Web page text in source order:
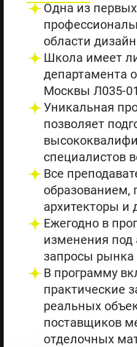
Одна из
области
Школа имеет
департамента
Москвы Л035-
Уникальная
позволяет
специалистов
Все
образованием,
архитекторы и
Ежегодно в
изменения под
запросы рынка
В программу
практические
реальных
поставщиков
отделочных